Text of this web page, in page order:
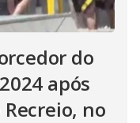
do
após
no